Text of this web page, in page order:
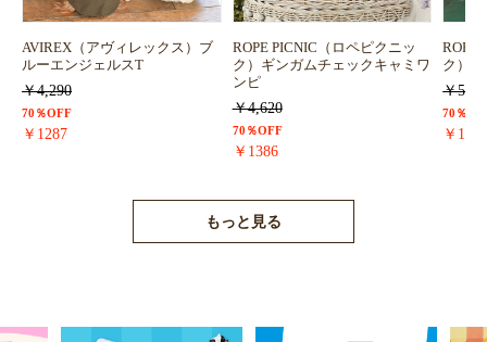
AVIREX（アヴィレックス）ブ
ルーエンジェルスT
￥4,290
70％OFF
￥1287
ROPE PICNIC（ロペピクニッ
ク）ギンガムチェックキャミワ
ンピ
￥4,620
70％OFF
￥1386
ROPE
ク）
￥
70％
￥
もっと見る